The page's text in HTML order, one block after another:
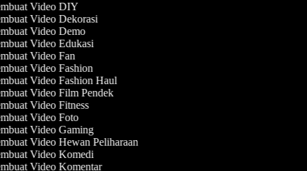
Video DIY
Video Dekorasi
Video Demo
Video Edukasi
Video Fan
Video Fashion
Video Fashion Haul
Video Film Pendek
Video Fitness
Video Foto
Video Gaming
Video Hewan Peliharaan
Video Komedi
Video Komentar